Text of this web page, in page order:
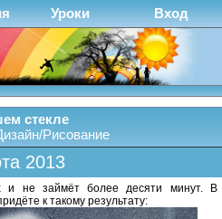
Уроки Вход
стекле
Рисование
2013
и не займёт более десяти минут. В
к такому результату: